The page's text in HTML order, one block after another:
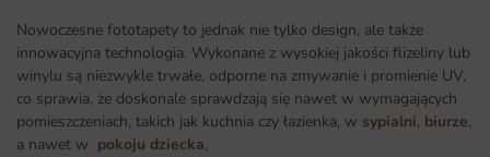
Nowoczesne fototapety to jednak nie tylko design, ale także
innowacyjna technologia. Wykonane z wysokiej jakości flizeliny lub
winylu są niezwykle trwałe, odporne na zmywanie i promienie UV,
co sprawia, że doskonale sprawdzają się nawet w wymagających
pomieszczeniach, takich jak kuchnia czy łazienka, w sypialni, biurze,
a nawet w pokoju dziecka,